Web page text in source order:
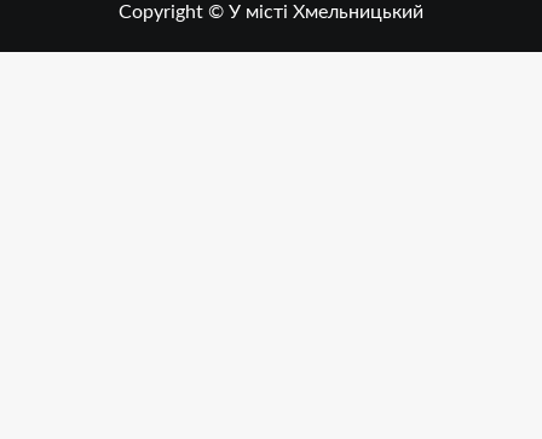
Copyright © У місті Хмельницький